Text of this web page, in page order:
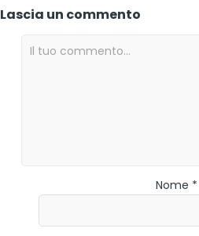
Lascia un commento
Nome *